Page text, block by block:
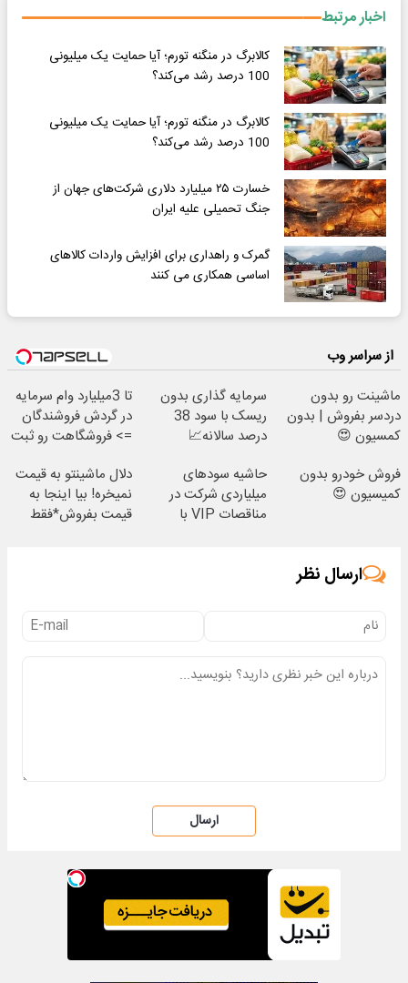
اخبار مرتبط
کالابرگ در منگنه تورم؛ آیا حمایت یک میلیونی
100 درصد رشد می‌کند؟
کالابرگ در منگنه تورم؛ آیا حمایت یک میلیونی
100 درصد رشد می‌کند؟
خسارت ۲۵ میلیارد دلاری شرکت‌های جهان از
جنگ تحمیلی علیه ایران
گمرک و راهداری برای افزایش واردات کالاهای
اساسی همکاری می کنند
از سراسر وب
ماشینت رو بدون
دردسر بفروش | بدون
کمسیون 😍
سرمایه گذاری بدون
ریسک با سود 38
درصد سالانه📈
تا 3میلیارد وام سرمایه
در گردش فروشندگان
=> فروشگاهت رو ثبت
فروش خودرو بدون
کمیسیون 😍
حاشیه سودهای
میلیاردی شرکت در
مناقصات VIP با
دلال ماشینتو به قیمت
نمیخره! بیا اینجا به
قیمت بفروش*فقط
ارسال نظر
ارسال